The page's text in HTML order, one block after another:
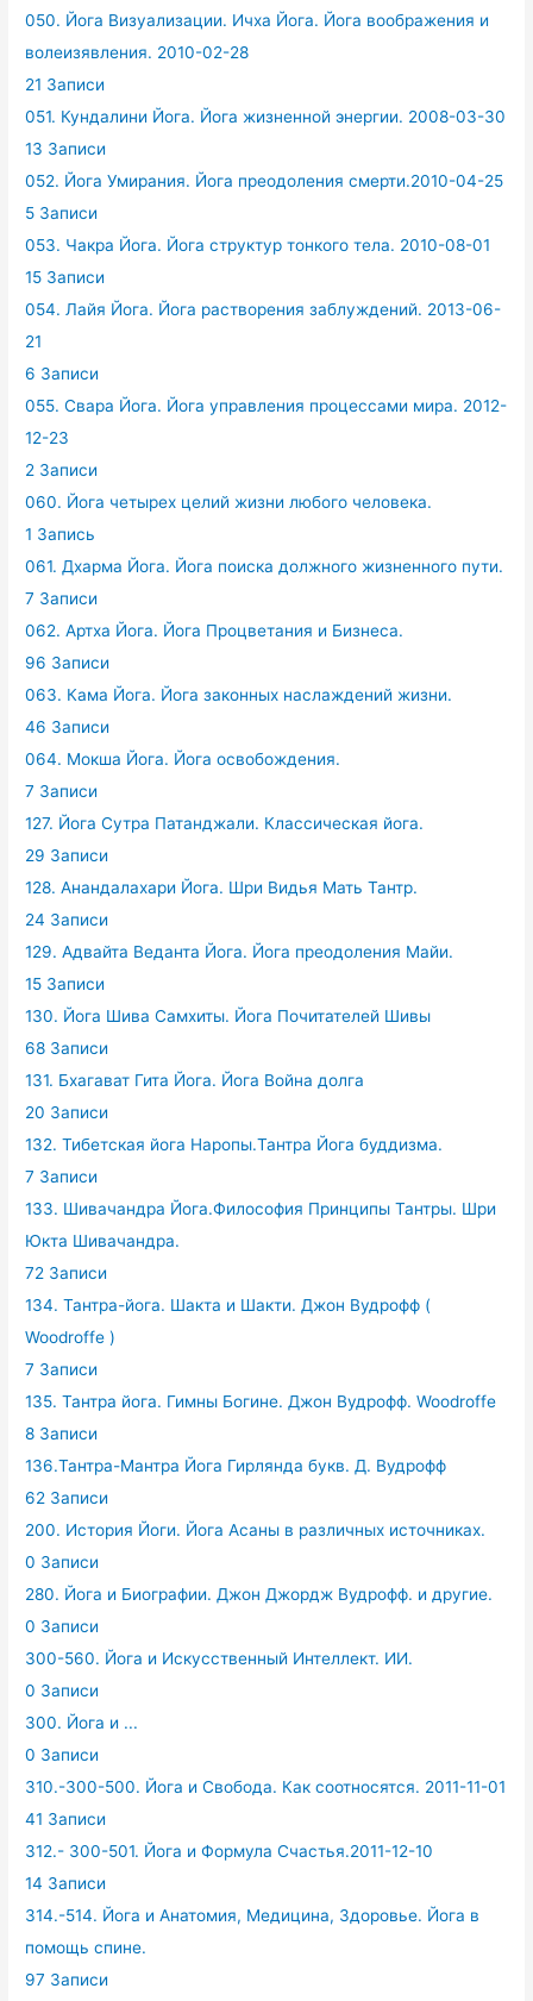
050. Йога Визуализации. Ичха Йога. Йога воображения и
волеизявления. 2010-02-28
21 Записи
051. Кундалини Йога. Йога жизненной энергии. 2008-03-30
13 Записи
052. Йога Умирания. Йога преодоления смерти.2010-04-25
5 Записи
053. Чакра Йога. Йога структур тонкого тела. 2010-08-01
15 Записи
054. Лайя Йога. Йога растворения заблуждений. 2013-06-
21
6 Записи
055. Свара Йога. Йога управления процессами мира. 2012-
12-23
2 Записи
060. Йога четырех целий жизни любого человека.
1 Запись
061. Дхарма Йога. Йога поиска должного жизненного пути.
7 Записи
062. Артха Йога. Йога Процветания и Бизнеса.
96 Записи
063. Кама Йога. Йога законных наслаждений жизни.
46 Записи
064. Мокша Йога. Йога освобождения.
7 Записи
127. Йога Сутра Патанджали. Классическая йога.
29 Записи
128. Анандалахари Йога. Шри Видья Мать Тантр.
24 Записи
129. Адвайта Веданта Йога. Йога преодоления Майи.
15 Записи
130. Йога Шива Самхиты. Йога Почитателей Шивы
68 Записи
131. Бхагават Гита Йога. Йога Война долга
20 Записи
132. Тибетская йога Наропы.Тантра Йога буддизма.
7 Записи
133. Шивачандра Йога.Философия Принципы Тантры. Шри
Юкта Шивачандра.
72 Записи
134. Тантра-йога. Шакта и Шакти. Джон Вудрофф (
Woodroffe )
7 Записи
135. Тантра йога. Гимны Богине. Джон Вудрофф. Woodroffe
8 Записи
136.Тантра-Мантра Йога Гирлянда букв. Д. Вудрофф
62 Записи
200. История Йоги. Йога Асаны в различных источниках.
0 Записи
280. Йога и Биографии. Джон Джордж Вудрофф. и другие.
0 Записи
300-560. Йога и Искусственный Интеллект. ИИ.
0 Записи
300. Йога и ...
0 Записи
310.-300-500. Йога и Свобода. Как соотносятся. 2011-11-01
41 Записи
312.- 300-501. Йога и Формула Счастья.2011-12-10
14 Записи
314.-514. Йога и Анатомия, Медицина, Здоровье. Йога в
помощь спине.
97 Записи